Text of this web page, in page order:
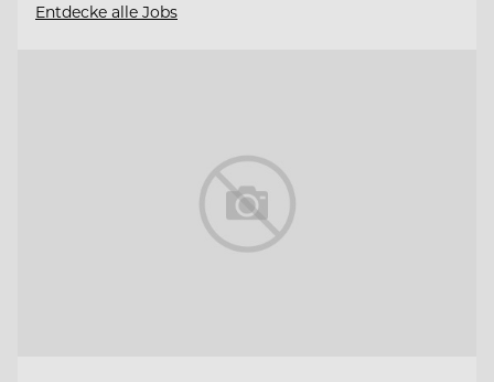
Entdecke alle Jobs